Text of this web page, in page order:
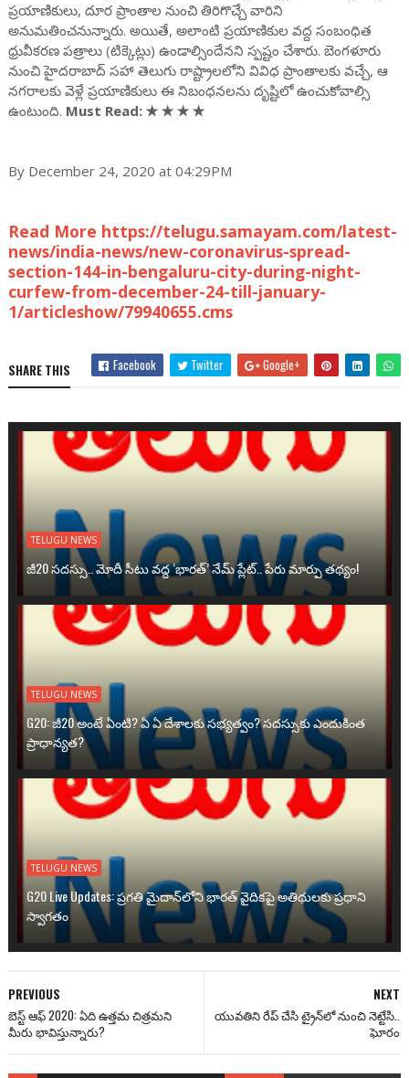
ప్రయాణికులు, దూర ప్రాంతాల నుంచి తిరిగొచ్చే వారిని
అనుమతించనున్నారు. అయితే, అలాంటి ప్రయాణికుల వద్ద సంబంధిత
ధ్రువీకరణ పత్రాలు (టిక్కెట్లు) ఉండాల్సిందేనని స్పష్టం చేశారు. బెంగళూరు
నుంచి హైదరాబాద్ సహా తెలుగు రాష్ట్రాలలోని వివిధ ప్రాంతాలకు వచ్చే, ఆ
నగరాలకు వెళ్లే ప్రయాణికులు ఈ నిబంధనలను దృష్టిలో ఉంచుకోవాల్సి
ఉంటుంది. Must Read: ✭ ✭ ✭ ✭
By December 24, 2020 at 04:29PM
Read More https://telugu.samayam.com/latest-
news/india-news/new-coronavirus-spread-
section-144-in-bengaluru-city-during-night-
curfew-from-december-24-till-january-
1/articleshow/79940655.cms
SHARE THIS Facebook Twitter Google+
TELUGU NEWS
జీ20 సదస్సు.. మోదీ సీటు వద్ద ‘భారత్’ నేమ్ ప్లేట్‌.. పేరు మార్పు తథ్యం!
TELUGU NEWS
G20: జీ20 అంటే ఏంటి? ఏ ఏ దేశాలకు సభ్యత్వం? సదస్సుకు ఎందుకింత
ప్రాధాన్యత?
TELUGU NEWS
G20 Live Updates: ప్రగతి మైదాన్‌లోని భారత్ వైదికపై అతిథులకు ప్రధాని
స్వాగతం
NEXT
యువతిని రేప్ చేసి ట్రైన్‌లో నుంచి నెట్టేసి..
ఘోరం
PREVIOUS
బెస్ట్ ఆఫ్ 2020: ఏది ఉత్తమ చిత్రమని
మీరు భావిస్తున్నారు?